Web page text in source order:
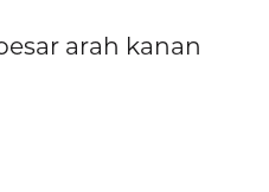
arah kanan